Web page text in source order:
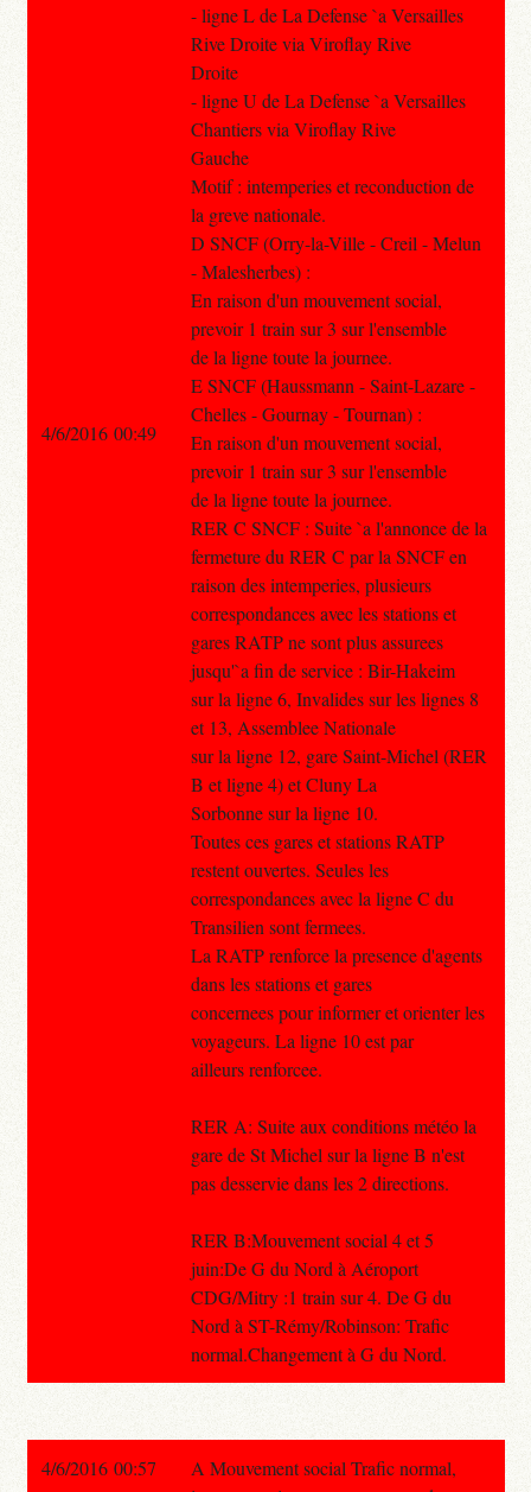
- ligne L de La Defense `a Versailles
Rive Droite via Viroflay Rive
Droite
- ligne U de La Defense `a Versailles
Chantiers via Viroflay Rive
Gauche
Motif : intemperies et reconduction de
la greve nationale.
D SNCF (Orry-la-Ville - Creil - Melun
- Malesherbes) :
En raison d'un mouvement social,
prevoir 1 train sur 3 sur l'ensemble
de la ligne toute la journee.
E SNCF (Haussmann - Saint-Lazare -
Chelles - Gournay - Tournan) :
En raison d'un mouvement social,
prevoir 1 train sur 3 sur l'ensemble
de la ligne toute la journee.
RER C SNCF : Suite `a l'annonce de la
fermeture du RER C par la SNCF en
raison des intemperies, plusieurs
correspondances avec les stations et
gares RATP ne sont plus assurees
jusqu'`a fin de service : Bir-Hakeim
sur la ligne 6, Invalides sur les lignes 8
et 13, Assemblee Nationale
sur la ligne 12, gare Saint-Michel (RER
B et ligne 4) et Cluny La
Sorbonne sur la ligne 10.
Toutes ces gares et stations RATP
restent ouvertes. Seules les
correspondances avec la ligne C du
Transilien sont fermees.
La RATP renforce la presence d'agents
dans les stations et gares
concernees pour informer et orienter les
voyageurs. La ligne 10 est par
ailleurs renforcee.
RER A: Suite aux conditions météo la
gare de St Michel sur la ligne B n'est
pas desservie dans les 2 directions.
RER B:Mouvement social 4 et 5
juin:De G du Nord à Aéroport
CDG/Mitry :1 train sur 4. De G du
Nord à ST-Rémy/Robinson: Trafic
normal.Changement à G du Nord.
4/6/2016 00:49
4/6/2016 00:57
A Mouvement social Trafic normal,